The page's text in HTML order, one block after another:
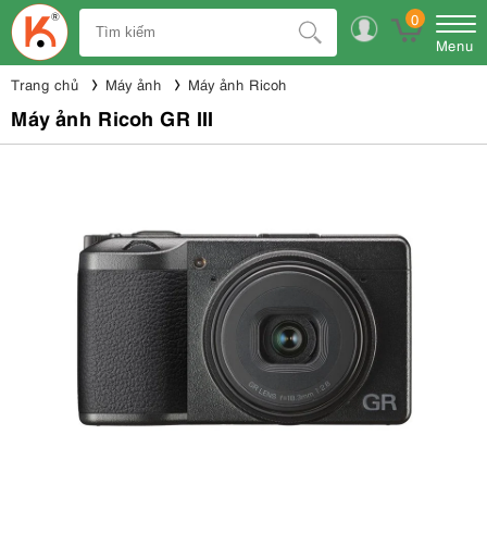
0
Menu
Trang chủ Máy ảnh Máy ảnh Ricoh
Máy ảnh Ricoh GR III